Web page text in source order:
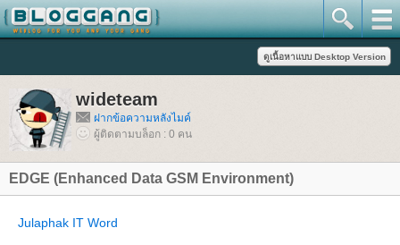
wideteam
ฝากข้อความหลังไมค์
ผู้ติดตามบล็อก : 0 คน
EDGE (Enhanced Data GSM Environment)
Julaphak IT Word